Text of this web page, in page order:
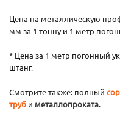
Цена на металлическую
мм за 1 тонну и 1 метр
* Цена за 1 метр погонный
штанг.
Смотрите также: полный
труб и металлопроката.